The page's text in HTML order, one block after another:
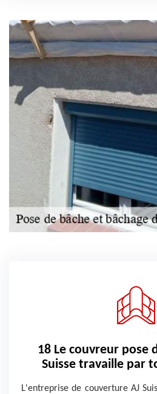
18 Le couvreur pose
Suisse travaille par
L'entreprise de couverture AJ